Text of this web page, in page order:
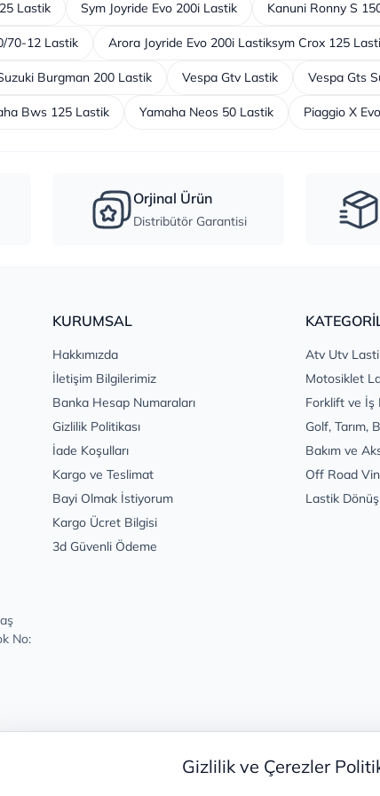
Gizlilik ve Çerezler
Lastik Sym Joyride Evo 200i Lastik Kanuni Ronny S
70-12 Lastik Arora Joyride Evo 200i Lastiksym Crox 125
Burgman 200 Lastik Vespa Gtv Lastik Vespa Gts
Bws 125 Lastik Yamaha Neos 50 Lastik Piaggio X
Orjinal Ürün
Distribütör Garantisi
KURUMSAL
Hakkımızda
İletişim Bilgilerimiz
Banka Hesap Numaraları
Gizlilik Politikası
İade Koşulları
Kargo ve Teslimat
Bayi Olmak İstiyorum
Kargo Ücret Bilgisi
3d Güvenli Ödeme
Atv Utv
Motosiklet
Forklift ve İş
Golf, Tarım,
Bakım ve
Off Road
Lastik
No: